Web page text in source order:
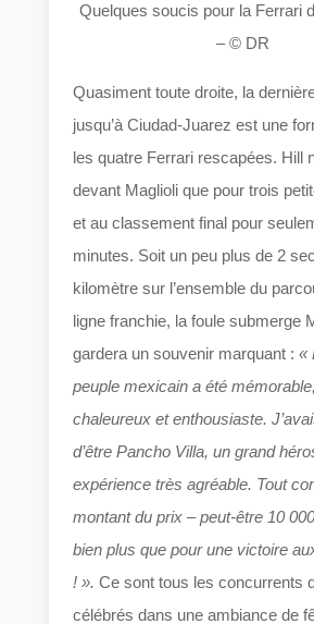
Quelques soucis pour la Ferrari
– © DR
Quasiment toute droite, la
jusqu’à Ciudad-Juarez est une
les quatre Ferrari rescapées. Hill
devant Maglioli que pour trois
et au classement final pour
minutes. Soit un peu plus de 2
kilomètre sur l’ensemble du
ligne franchie, la foule submerge
gardera un souvenir marquant :«
peuple mexicain a été
chaleureux et enthousiaste.
d’être Pancho Villa, un grand
expérience très agréable. Tout
montant du prix – peut-être 10
bien plus que pour une victoire
! ».Ce sont tous les concurrents
célébrés dans une ambiance de